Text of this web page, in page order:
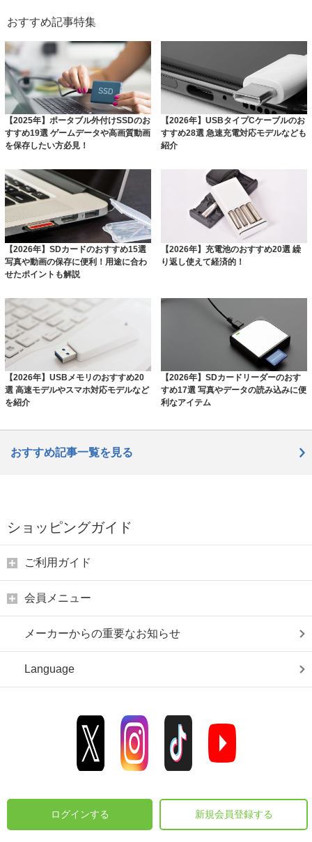
おすすめ記事特集
【2025年】ポータブル外付けSSDのお
すすめ19選 ゲームデータや高画質動画
を保存したい方必見！
【2026年】USBタイプCケーブルのお
すすめ28選 急速充電対応モデルなども
紹介
【2026年】SDカードのおすすめ15選
写真や動画の保存に便利！用途に合わ
せたポイントも解説
【2026年】充電池のおすすめ20選 繰
り返し使えて経済的！
【2026年】USBメモリのおすすめ20
選 高速モデルやスマホ対応モデルなど
を紹介
【2026年】SDカードリーダーのおす
すめ17選 写真やデータの読み込みに便
利なアイテム
おすすめ記事一覧を見る
ショッピングガイド
ご利用ガイド
会員メニュー
メーカーからの重要なお知らせ
Language
ログインする 新規会員登録する